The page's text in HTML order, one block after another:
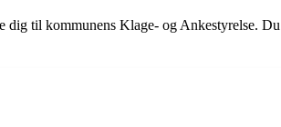
til kommunens Klage- og Ankestyrelse.